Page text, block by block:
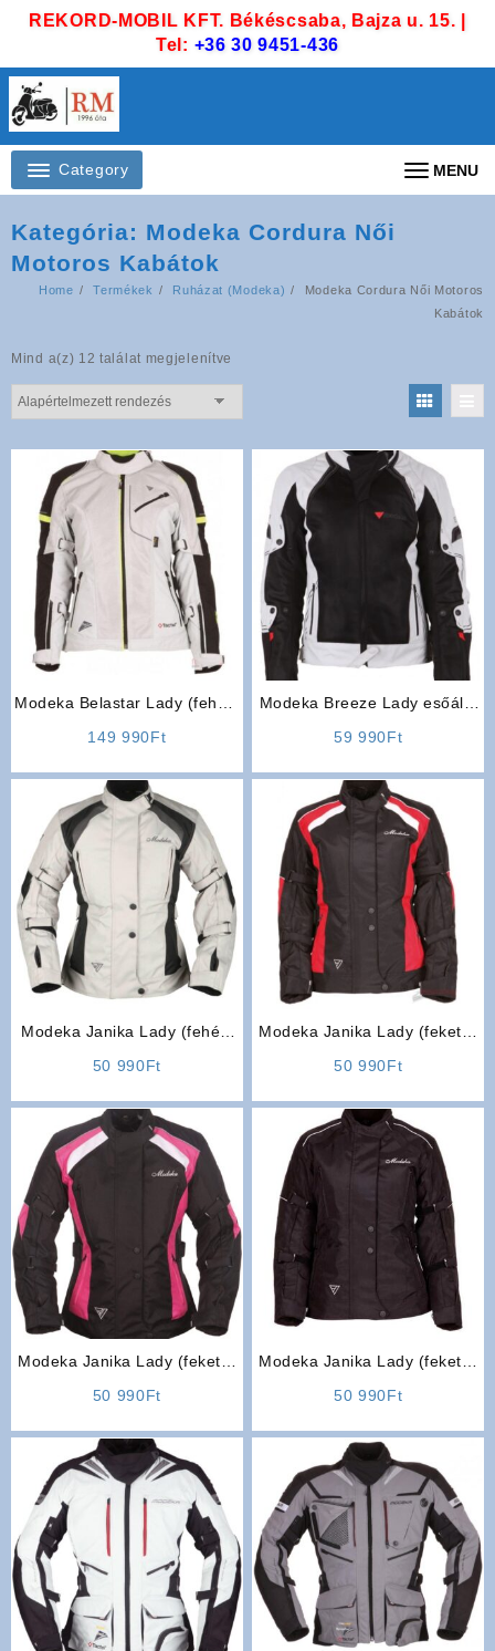
REKORD-MOBIL KFT. Békéscsaba, Bajza u. 15. |
Tel: +36 30 9451-436
Category MENU
Kategória: Modeka Cordura Női
Motoros Kabátok
Home Termékek Ruházat (Modeka)
Modeka Cordura Női Motoros
Kabátok
Mind a(z) 12 találat megjelenítve
Modeka Belastar Lady (fehér-
149 990Ft
Modeka Breeze Lady esőálló
59 990Ft
Modeka Janika Lady (fehér)
50 990Ft
Modeka Janika Lady (fekete-
50 990Ft
Modeka Janika Lady (fekete-
50 990Ft
Modeka Janika Lady (fekete)
50 990Ft